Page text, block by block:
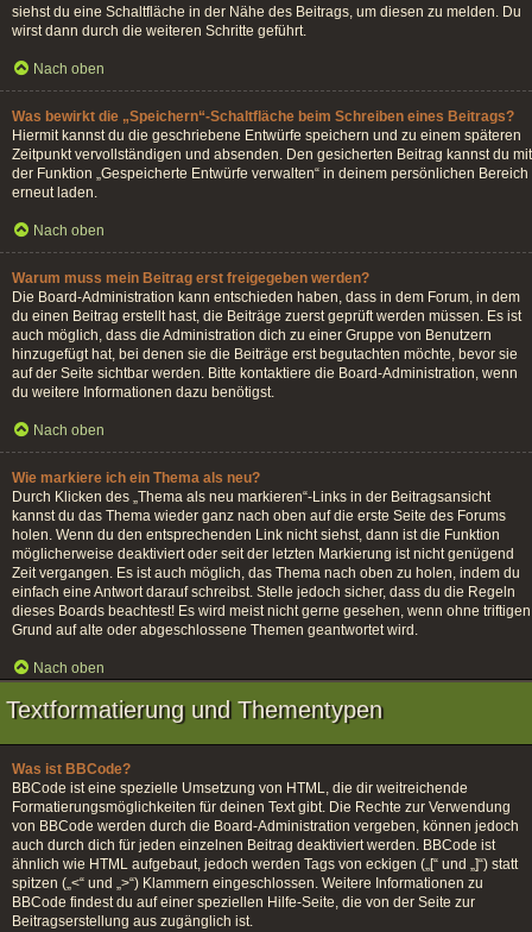
siehst du eine Schaltfläche in der Nähe des Beitrags, um diesen zu melden. Du
wirst dann durch die weiteren Schritte geführt.
Nach oben
Was bewirkt die „Speichern“-Schaltfläche beim Schreiben eines Beitrags?
Hiermit kannst du die geschriebene Entwürfe speichern und zu einem späteren
Zeitpunkt vervollständigen und absenden. Den gesicherten Beitrag kannst du mit
der Funktion „Gespeicherte Entwürfe verwalten“ in deinem persönlichen Bereich
erneut laden.
Nach oben
Warum muss mein Beitrag erst freigegeben werden?
Die Board-Administration kann entschieden haben, dass in dem Forum, in dem
du einen Beitrag erstellt hast, die Beiträge zuerst geprüft werden müssen. Es ist
auch möglich, dass die Administration dich zu einer Gruppe von Benutzern
hinzugefügt hat, bei denen sie die Beiträge erst begutachten möchte, bevor sie
auf der Seite sichtbar werden. Bitte kontaktiere die Board-Administration, wenn
du weitere Informationen dazu benötigst.
Nach oben
Wie markiere ich ein Thema als neu?
Durch Klicken des „Thema als neu markieren“-Links in der Beitragsansicht
kannst du das Thema wieder ganz nach oben auf die erste Seite des Forums
holen. Wenn du den entsprechenden Link nicht siehst, dann ist die Funktion
möglicherweise deaktiviert oder seit der letzten Markierung ist nicht genügend
Zeit vergangen. Es ist auch möglich, das Thema nach oben zu holen, indem du
einfach eine Antwort darauf schreibst. Stelle jedoch sicher, dass du die Regeln
dieses Boards beachtest! Es wird meist nicht gerne gesehen, wenn ohne triftigen
Grund auf alte oder abgeschlossene Themen geantwortet wird.
Nach oben
Textformatierung und Thementypen
Was ist BBCode?
BBCode ist eine spezielle Umsetzung von HTML, die dir weitreichende
Formatierungsmöglichkeiten für deinen Text gibt. Die Rechte zur Verwendung
von BBCode werden durch die Board-Administration vergeben, können jedoch
auch durch dich für jeden einzelnen Beitrag deaktiviert werden. BBCode ist
ähnlich wie HTML aufgebaut, jedoch werden Tags von eckigen („[“ und „]“) statt
spitzen („<“ und „>“) Klammern eingeschlossen. Weitere Informationen zu
BBCode findest du auf einer speziellen Hilfe-Seite, die von der Seite zur
Beitragserstellung aus zugänglich ist.